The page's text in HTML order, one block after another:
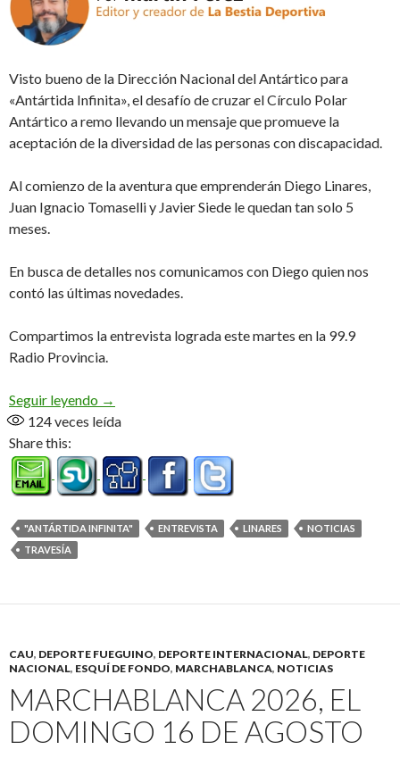
Visto bueno de la Dirección Nacional del Antártico para
«Antártida Infinita», el desafío de cruzar el Círculo Polar
Antártico a remo llevando un mensaje que promueve la
aceptación de la diversidad de las personas con discapacidad.
Al comienzo de la aventura que emprenderán Diego Linares,
Juan Ignacio Tomaselli y Javier Siede le quedan tan solo 5
meses.
En busca de detalles nos comunicamos con Diego quien nos
contó las últimas novedades.
Compartimos la entrevista lograda este martes en la 99.9
Radio Provincia.
Seguir leyendo Autorizados! (Audio)
→
124veces leída
Share this:
"ANTÁRTIDA INFINITA" ENTREVISTA LINARES
NOTICIAS
TRAVESÍA
CAU, DEPORTE FUEGUINO, DEPORTE INTERNACIONAL, DEPORTE
NACIONAL, ESQUÍ DE FONDO, MARCHABLANCA, NOTICIAS
MARCHABLANCA 2026, EL
DOMINGO 16 DE AGOSTO